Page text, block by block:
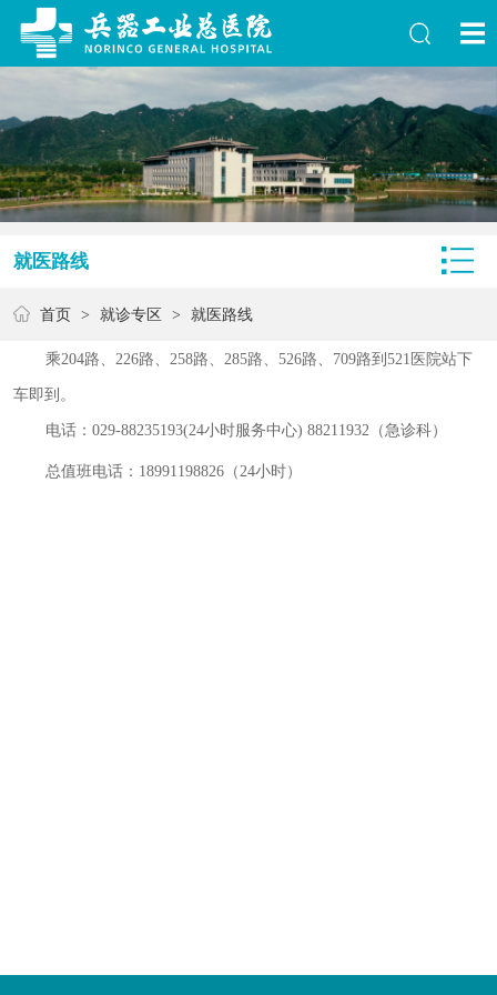
就医路线
首页 > 就诊专区 > 就医路线
乘204路、226路、258路、285路、526路、709路到521医院站下
车即到。
电话：029-88235193(24小时服务中心) 88211932（急诊科）
总值班电话：18991198826（24小时）